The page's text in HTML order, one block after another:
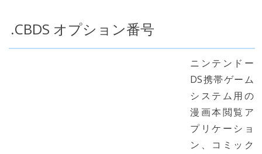
.CBDS オプション番号
ニンテンドー
DS携帯ゲーム
システム用の
漫画本閲覧ア
プリケーショ
ン、コミック